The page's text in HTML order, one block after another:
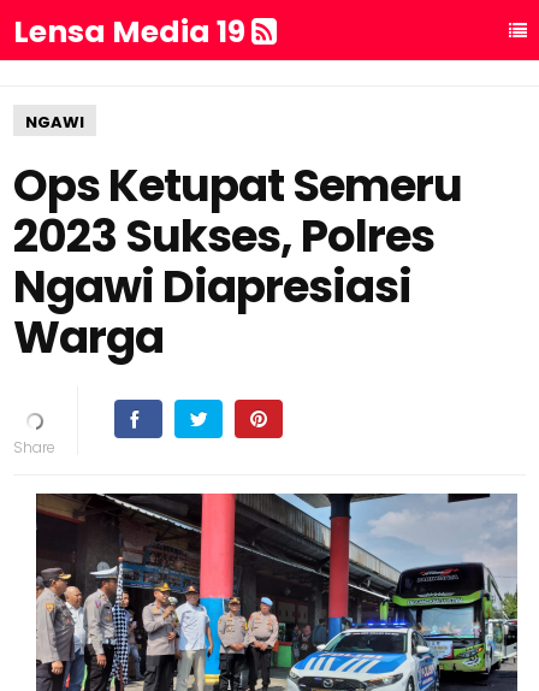
Lensa Media 19
NGAWI
Ops Ketupat Semeru
2023 Sukses, Polres
Ngawi Diapresiasi
Warga